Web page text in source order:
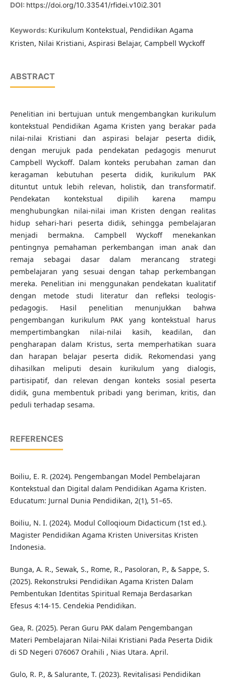
DOI: https://doi.org/10.33541/rfidei.v10i2.301
Keywords: Kurikulum Kontekstual, Pendidikan Agama
Kristen, Nilai Kristiani, Aspirasi Belajar, Campbell Wyckoff
ABSTRACT
Penelitian ini bertujuan untuk mengembangkan kurikulum
kontekstual Pendidikan Agama Kristen yang berakar pada
nilai-nilai Kristiani dan aspirasi belajar peserta didik,
dengan merujuk pada pendekatan pedagogis menurut
Campbell Wyckoff. Dalam konteks perubahan zaman dan
keragaman kebutuhan peserta didik, kurikulum PAK
dituntut untuk lebih relevan, holistik, dan transformatif.
Pendekatan kontekstual dipilih karena mampu
menghubungkan nilai-nilai iman Kristen dengan realitas
hidup sehari-hari peserta didik, sehingga pembelajaran
menjadi bermakna. Campbell Wyckoff menekankan
pentingnya pemahaman perkembangan iman anak dan
remaja sebagai dasar dalam merancang strategi
pembelajaran yang sesuai dengan tahap perkembangan
mereka. Penelitian ini menggunakan pendekatan kualitatif
dengan metode studi literatur dan refleksi teologis-
pedagogis. Hasil penelitian menunjukkan bahwa
pengembangan kurikulum PAK yang kontekstual harus
mempertimbangkan nilai-nilai kasih, keadilan, dan
pengharapan dalam Kristus, serta memperhatikan suara
dan harapan belajar peserta didik. Rekomendasi yang
dihasilkan meliputi desain kurikulum yang dialogis,
partisipatif, dan relevan dengan konteks sosial peserta
didik, guna membentuk pribadi yang beriman, kritis, dan
peduli terhadap sesama.
REFERENCES
Boiliu, E. R. (2024). Pengembangan Model Pembelajaran
Kontekstual dan Digital dalam Pendidikan Agama Kristen.
Educatum: Jurnal Dunia Pendidikan, 2(1), 51–65.
Boiliu, N. I. (2024). Modul Colloqioum Didacticum (1st ed.).
Magister Pendidikan Agama Kristen Universitas Kristen
Indonesia.
Bunga, A. R., Sewak, S., Rome, R., Pasoloran, P., & Sappe, S.
(2025). Rekonstruksi Pendidikan Agama Kristen Dalam
Pembentukan Identitas Spiritual Remaja Berdasarkan
Efesus 4:14-15. Cendekia Pendidikan.
Gea, R. (2025). Peran Guru PAK dalam Pengembangan
Materi Pembelajaran Nilai-Nilai Kristiani Pada Peserta Didik
di SD Negeri 076067 Orahili , Nias Utara. April.
Gulo, R. P., & Salurante, T. (2023). Revitalisasi Pendidikan